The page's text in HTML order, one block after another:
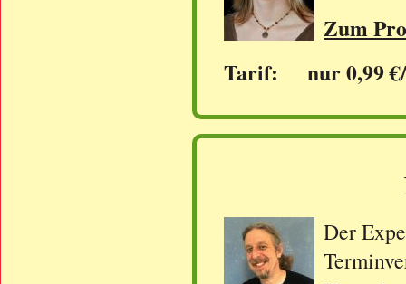
Zum
Tarif: nur 0,99
Der